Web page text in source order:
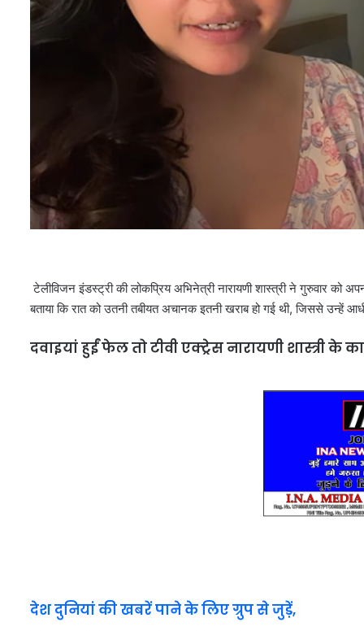
टेलीविजन इंडस्ट्री की लोकप्रिय अभिनेत्री नारायणी शास्त्री ने गुरुवार को
बताया कि रात को उतनी तबीयत अचानक इतनी खराब हो गई थी, जिससे उन्हें
दवाइयां हुईं फेल तो टीवी एक्ट्रेस नारायणी शास्त्री
देश दुनियां की खबरें पाने के लिए ग्रुप से जुड़ें,